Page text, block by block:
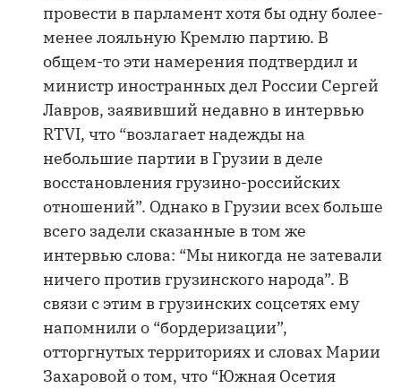
провести в парламент хотя бы одну более-
менее лояльную Кремлю партию. В
общем-то эти намерения подтвердил и
министр иностранных дел России Сергей
Лавров, заявивший недавно в интервью
RTVI, что “возлагает надежды на
небольшие партии в Грузии в деле
восстановления грузино-российских
отношений”. Однако в Грузии всех больше
всего задели сказанные в том же
интервью слова: “Мы никогда не затевали
ничего против грузинского народа”. В
связи с этим в грузинских соцсетях ему
напомнили о “бордеризации”,
отторгнутых территориях и словах Марии
Захаровой о том, что “Южная Осетия